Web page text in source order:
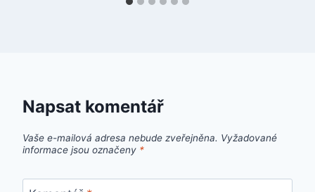
Napsat komentář
Vaše e-mailová adresa nebude zveřejněna. Vyžadované
informace jsou označeny *